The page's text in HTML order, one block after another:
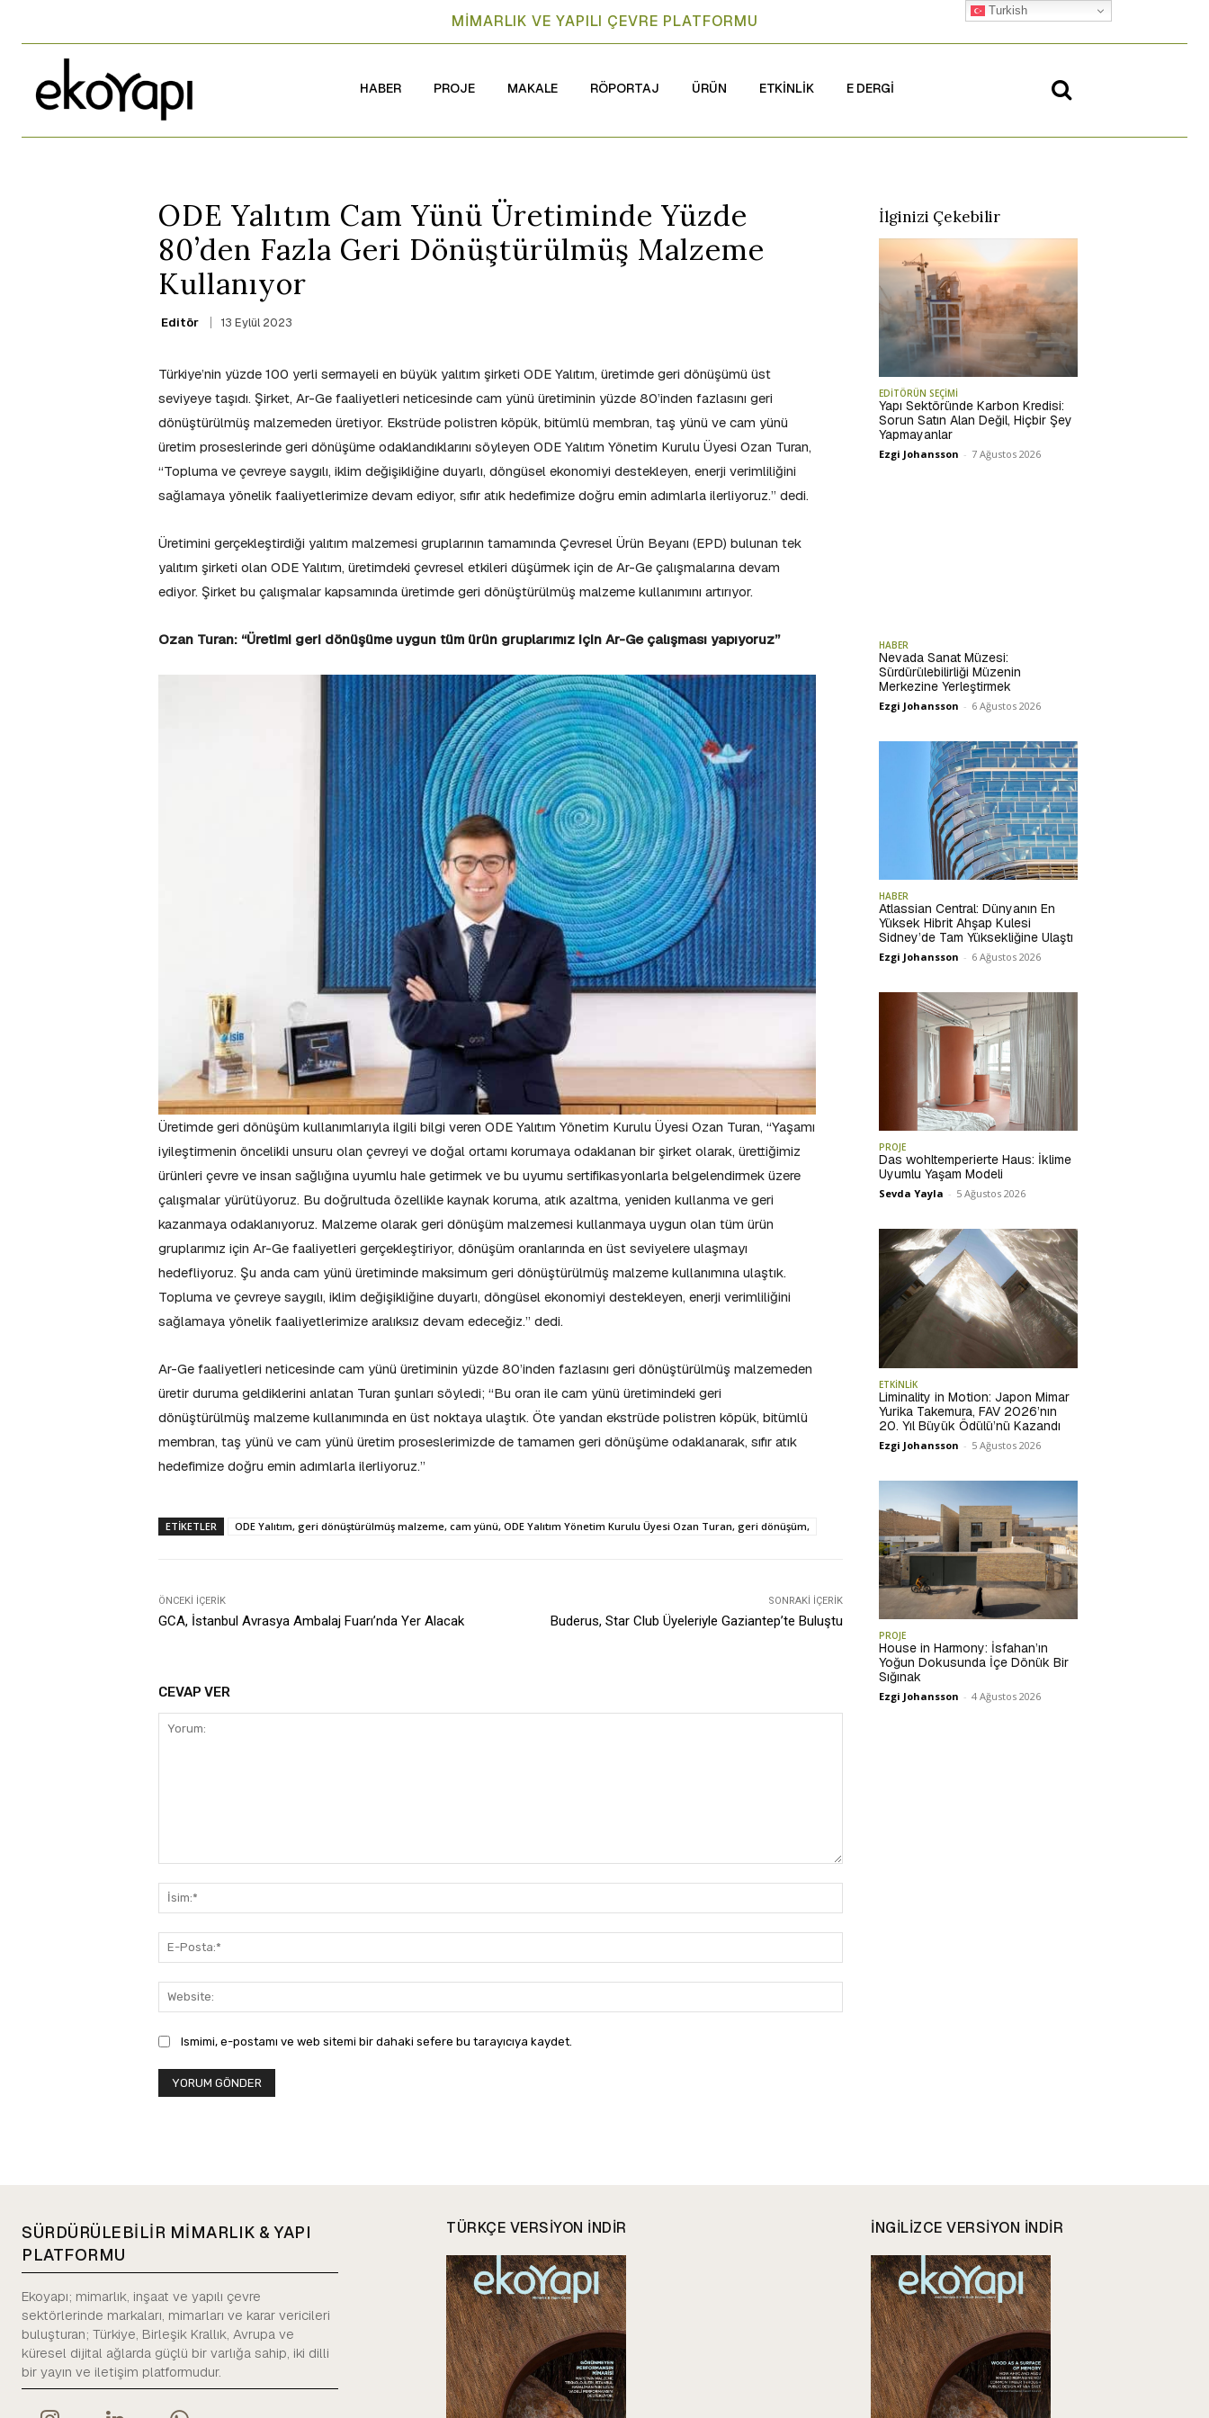
MİMARLIK VE YAPILI ÇEVRE PLATFORMU
HABER PROJE MAKALE RÖPORTAJ ÜRÜN ETKİNLİK E DERGİ
ODE Yalıtım Cam Yünü Üretiminde Yüzde
80’den Fazla Geri Dönüştürülmüş Malzeme
Kullanıyor
Editör 13 Eylül 2023
Türkiye’nin yüzde 100 yerli sermayeli en büyük yalıtım şirketi ODE Yalıtım, üretimde geri dönüşümü üst
seviyeye taşıdı. Şirket, Ar-Ge faaliyetleri neticesinde cam yünü üretiminin yüzde 80’inden fazlasını geri
dönüştürülmüş malzemeden üretiyor. Ekstrüde polistren köpük, bitümlü membran, taş yünü ve cam yünü
üretim proseslerinde geri dönüşüme odaklandıklarını söyleyen ODE Yalıtım Yönetim Kurulu Üyesi Ozan Turan,
“Topluma ve çevreye saygılı, iklim değişikliğine duyarlı, döngüsel ekonomiyi destekleyen, enerji verimliliğini
sağlamaya yönelik faaliyetlerimize devam ediyor, sıfır atık hedefimize doğru emin adımlarla ilerliyoruz.” dedi.
Üretimini gerçekleştirdiği yalıtım malzemesi gruplarının tamamında Çevresel Ürün Beyanı (EPD) bulunan tek
yalıtım şirketi olan ODE Yalıtım, üretimdeki çevresel etkileri düşürmek için de Ar-Ge çalışmalarına devam
ediyor. Şirket bu çalışmalar kapsamında üretimde geri dönüştürülmüş malzeme kullanımını artırıyor.
Ozan Turan: “Üretimi geri dönüşüme uygun tüm ürün gruplarımız için Ar-Ge çalışması yapıyoruz”
Üretimde geri dönüşüm kullanımlarıyla ilgili bilgi veren ODE Yalıtım Yönetim Kurulu Üyesi Ozan Turan, “Yaşamı
iyileştirmenin öncelikli unsuru olan çevreyi ve doğal ortamı korumaya odaklanan bir şirket olarak, ürettiğimiz
ürünleri çevre ve insan sağlığına uyumlu hale getirmek ve bu uyumu sertifikasyonlarla belgelendirmek üzere
çalışmalar yürütüyoruz. Bu doğrultuda özellikle kaynak koruma, atık azaltma, yeniden kullanma ve geri
kazanmaya odaklanıyoruz. Malzeme olarak geri dönüşüm malzemesi kullanmaya uygun olan tüm ürün
gruplarımız için Ar-Ge faaliyetleri gerçekleştiriyor, dönüşüm oranlarında en üst seviyelere ulaşmayı
hedefliyoruz. Şu anda cam yünü üretiminde maksimum geri dönüştürülmüş malzeme kullanımına ulaştık.
Topluma ve çevreye saygılı, iklim değişikliğine duyarlı, döngüsel ekonomiyi destekleyen, enerji verimliliğini
sağlamaya yönelik faaliyetlerimize aralıksız devam edeceğiz.” dedi.
Ar-Ge faaliyetleri neticesinde cam yünü üretiminin yüzde 80’inden fazlasını geri dönüştürülmüş malzemeden
üretir duruma geldiklerini anlatan Turan şunları söyledi; “Bu oran ile cam yünü üretimindeki geri
dönüştürülmüş malzeme kullanımında en üst noktaya ulaştık. Öte yandan ekstrüde polistren köpük, bitümlü
membran, taş yünü ve cam yünü üretim proseslerimizde de tamamen geri dönüşüme odaklanarak, sıfır atık
hedefimize doğru emin adımlarla ilerliyoruz.”
ETIKETLER ODE Yalıtım, geri dönüştürülmüş malzeme, cam yünü, ODE Yalıtım Yönetim Kurulu Üyesi Ozan Turan, geri dönüşüm,
ÖNCEKI İÇERIK
GCA, İstanbul Avrasya Ambalaj Fuarı’nda Yer Alacak
SONRAKI İÇERIK
Buderus, Star Club Üyeleriyle Gaziantep’te Buluştu
CEVAP VER
Posta:*
Ismimi, e-postamı ve web sitemi bir dahaki sefere bu tarayıcıya kaydet.
İlginizi Çekebilir
EDİTÖRÜN SEÇİMİ
Yapı Sektöründe Karbon Kredisi:
Sorun Satın Alan Değil, Hiçbir Şey
Yapmayanlar
Ezgi Johansson - 7 Ağustos 2026
HABER
Nevada Sanat Müzesi:
Sürdürülebilirliği Müzenin
Merkezine Yerleştirmek
Ezgi Johansson - 6 Ağustos 2026
HABER
Atlassian Central: Dünyanın En
Yüksek Hibrit Ahşap Kulesi
Sidney’de Tam Yüksekliğine Ulaştı
Ezgi Johansson - 6 Ağustos 2026
PROJE
Das wohltemperierte Haus: İklime
Uyumlu Yaşam Modeli
Sevda Yayla - 5 Ağustos 2026
ETKİNLİK
Liminality in Motion: Japon Mimar
Yurika Takemura, FAV 2026’nın
20. Yıl Büyük Ödülü’nü Kazandı
Ezgi Johansson - 5 Ağustos 2026
PROJE
House in Harmony: İsfahan’ın
Yoğun Dokusunda İçe Dönük Bir
Sığınak
Ezgi Johansson - 4 Ağustos 2026
SÜRDÜRÜLEBİLİR MİMARLIK & YAPI
PLATFORMU
Ekoyapı; mimarlık, inşaat ve yapılı çevre
sektörlerinde markaları, mimarları ve karar vericileri
buluşturan; Türkiye, Birleşik Krallık, Avrupa ve
küresel dijital ağlarda güçlü bir varlığa sahip, iki dilli
bir yayın ve iletişim platformudur.
TÜRKÇE VERSIYON INDIR INGILIZCE VERSIYON INDIR
Turkish